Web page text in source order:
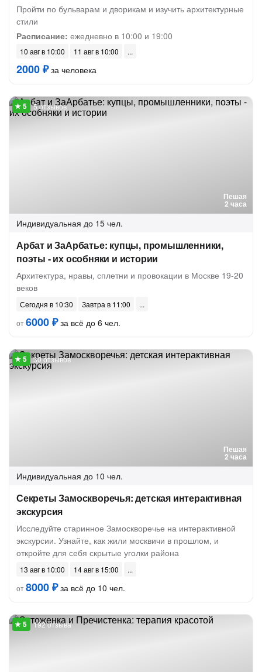
Пройти по бульварам и дворикам и изучить архитектурные
стили
Расписание: ежедневно в 10:00 и 19:00
10 авг в 10:00 11 авг в 10:00
2000 ₽за человека
Пешая
2 часа
5 отзывов
Индивидуальная до 15 чел.
Арбат и ЗаАрбатье: купцы, промышленники,
поэты - их особняки и истории
Архитектура, нравы, сплетни и провокации в Москве 19-20
веков
Сегодня в 10:30
Завтра в 11:00
от6000 ₽за всё до 6 чел.
Пешая
2 часа
30 отзывов
Индивидуальная до 10 чел.
Секреты Замоскворечья: детская интерактивная
экскурсия
Исследуйте старинное Замоскворечье на интерактивной
экскурсии. Узнайте, как жили москвичи в прошлом, и
откройте для себя скрытые уголки района
13 авг в 10:00
14 авг в 15:00
от8000 ₽за всё до 10 чел.
192 отзыва